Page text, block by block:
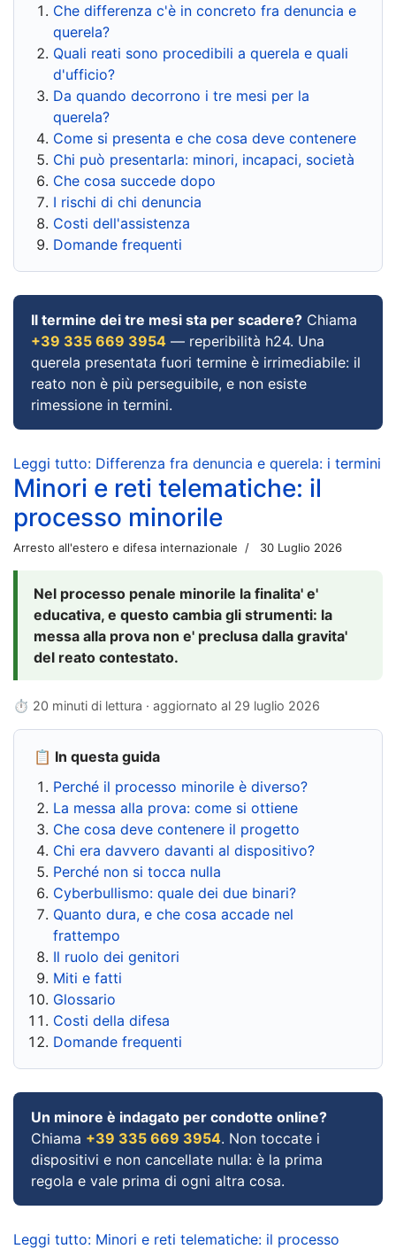
Che differenza c'è in concreto fra denuncia e
querela?
Quali reati sono procedibili a querela e quali
d'ufficio?
Da quando decorrono i tre mesi per la
querela?
Come si presenta e che cosa deve contenere
Chi può presentarla: minori, incapaci, società
Che cosa succede dopo
I rischi di chi denuncia
Costi dell'assistenza
Domande frequenti
Il termine dei tre mesi sta per scadere? Chiama
+39 335 669 3954 — reperibilità h24. Una
querela presentata fuori termine è irrimediabile: il
reato non è più perseguibile, e non esiste
rimessione in termini.
Leggi tutto: Differenza fra denuncia e querela: i termini
Minori e reti telematiche: il
processo minorile
Arresto all'estero e difesa internazionale 30 Luglio 2026
Nel processo penale minorile la finalita' e'
educativa, e questo cambia gli strumenti: la
messa alla prova non e' preclusa dalla gravita'
del reato contestato.
⏱ 20 minuti di lettura · aggiornato al 29 luglio 2026
📋 In questa guida
Perché il processo minorile è diverso?
La messa alla prova: come si ottiene
Che cosa deve contenere il progetto
Chi era davvero davanti al dispositivo?
Perché non si tocca nulla
Cyberbullismo: quale dei due binari?
Quanto dura, e che cosa accade nel
frattempo
Il ruolo dei genitori
Miti e fatti
Glossario
Costi della difesa
Domande frequenti
Un minore è indagato per condotte online?
Chiama +39 335 669 3954. Non toccate i
dispositivi e non cancellate nulla: è la prima
regola e vale prima di ogni altra cosa.
Leggi tutto: Minori e reti telematiche: il processo